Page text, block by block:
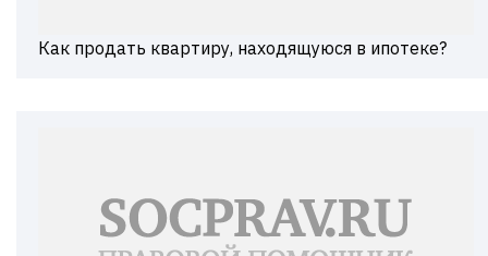
Как продать квартиру, находящуюся в ипотеке?